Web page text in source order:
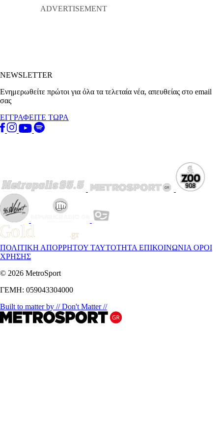
NEWSLETTER
Ενημερωθείτε πρώτοι για όλα τα τελεταία νέα, απευθείας στο email
σας
ΕΓΓΡΑΦΕΙΤΕ ΤΩΡΑ
ΠΟΛΙΤΙΚΗ ΑΠΟΡΡΗΤΟΥ ΤΑΥΤΟΤΗΤΑ ΕΠΙΚΟΙΝΩΝΙΑ ΟΡΟΙ
ΧΡΗΣΗΣ
© 2026 MetroSport
ΓΕΜΗ: 059043304000
Built to matter by // Don't Matter //